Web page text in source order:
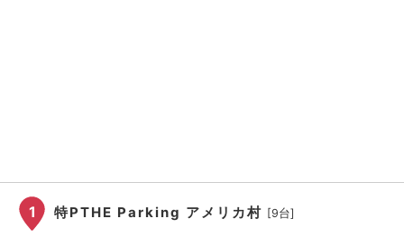
1 特PTHE Parking アメリカ村 [9台]